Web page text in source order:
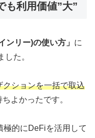
も利用価値”大”
ンリー)の使い方」 に
た。
クションを一括で取込
よかったです。
的にDeFiを活用して